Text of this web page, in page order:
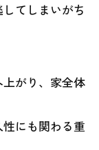
てしまいがち
がり、家全体
にも関わる重